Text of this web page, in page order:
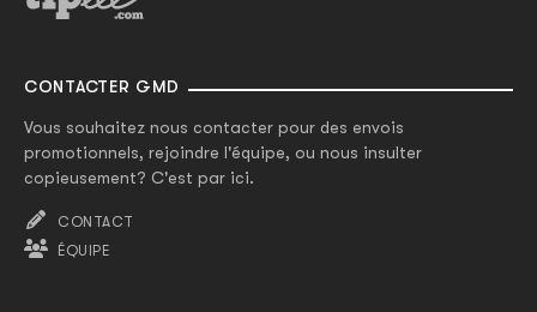
CONTACTER GMD
Vous souhaitez nous contacter pour des envois
promotionnels, rejoindre l'équipe, ou nous insulter
copieusement? C'est par ici.
CONTACT
ÉQUIPE